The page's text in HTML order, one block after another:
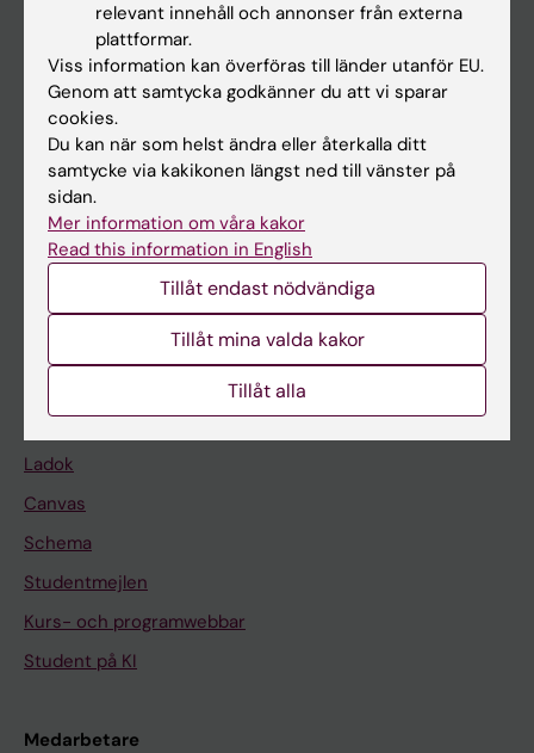
Huvudmeny
Utbildning
Forskarutbildning
Forskning
Om KI
Nyheter
Kalender
Ladok
Canvas
Schema
Studentmejlen
Kurs- och programwebbar
Student på KI
Medarbetare
relevant innehåll och annonser från externa
plattformar.
Viss information kan överföras till länder utanför EU.
Genom att samtycka godkänner du att vi sparar
cookies.
Du kan när som helst ändra eller återkalla ditt
samtycke via kakikonen längst ned till vänster på
sidan.
Mer information om våra kakor
Read this information in English
Tillåt endast nödvändiga
Tillåt mina valda kakor
Tillåt alla